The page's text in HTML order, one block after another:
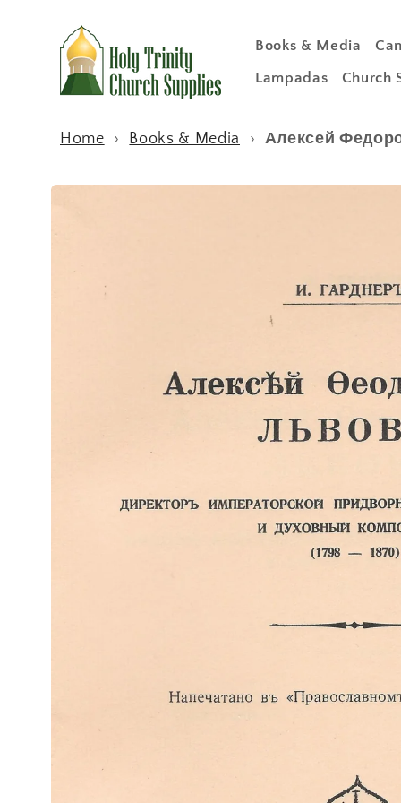
content
Books & Media
Lampadas Church
Home › Books & Media › Алексей
Skip to